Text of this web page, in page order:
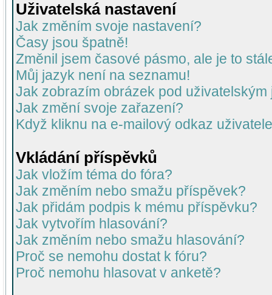
Uživatelská nastavení
Jak změním svoje nastavení?
Časy jsou špatně!
Změnil jsem časové pásmo, ale je to
Můj jazyk není na seznamu!
Jak zobrazím obrázek pod uživatelským
Jak změní svoje zařazení?
Když kliknu na e-mailový odkaz
Vkládání příspěvků
Jak vložím téma do fóra?
Jak změním nebo smažu příspěvek?
Jak přidám podpis k mému příspěvku?
Jak vytvořím hlasování?
Jak změním nebo smažu hlasování?
Proč se nemohu dostat k fóru?
Proč nemohu hlasovat v anketě?